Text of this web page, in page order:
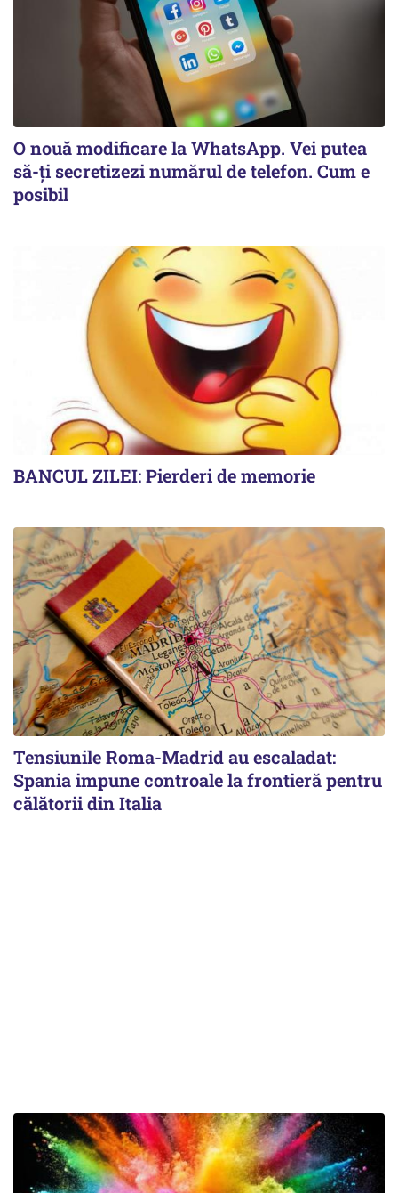
O nouă modificare la WhatsApp. Vei putea
să-ți secretizezi numărul de telefon. Cum e
posibil
BANCUL ZILEI: Pierderi de memorie
Tensiunile Roma-Madrid au escaladat:
Spania impune controale la frontieră pentru
călătorii din Italia